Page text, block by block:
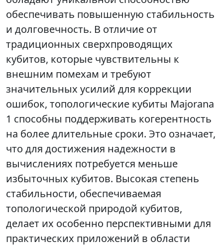
обеспечивать повышенную стабильность
и долговечность. В отличие от
традиционных сверхпроводящих
кубитов, которые чувствительны к
внешним помехам и требуют
значительных усилий для коррекции
ошибок, топологические кубиты Majorana
1 способны поддерживать когерентность
на более длительные сроки. Это означает,
что для достижения надежности в
вычислениях потребуется меньше
избыточных кубитов. Высокая степень
стабильности, обеспечиваемая
топологической природой кубитов,
делает их особенно перспективными для
практических приложений в области